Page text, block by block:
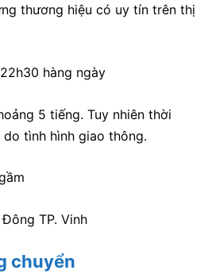
thương hiệu có uy tín trên thị
hàng ngày
5 tiếng. Tuy nhiên thời
tình hình giao thông.
TP. Vinh
chuyển